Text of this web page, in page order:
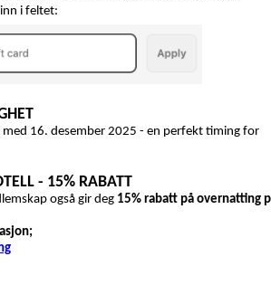
i feltet:
16. desember 2025 - en perfekt timing for
- 15% RABATT
også gir deg 15% rabatt på overnatting